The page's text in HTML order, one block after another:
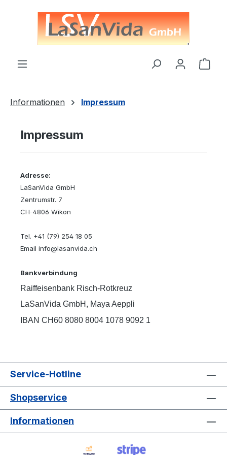
springen
Informationen Impressum
Impressum
Adresse:
LaSanVida GmbH
Zentrumstr. 7
CH-4806 Wikon
Tel. +41 (79) 254 18 05
Email info@lasanvida.ch
Bankverbindung
Raiffeisenbank Risch-Rotkreuz
LaSanVida GmbH, Maya Aeppli
IBAN CH60 8080 8004 1078 9092 1
Service-Hotline
Shopservice
Informationen